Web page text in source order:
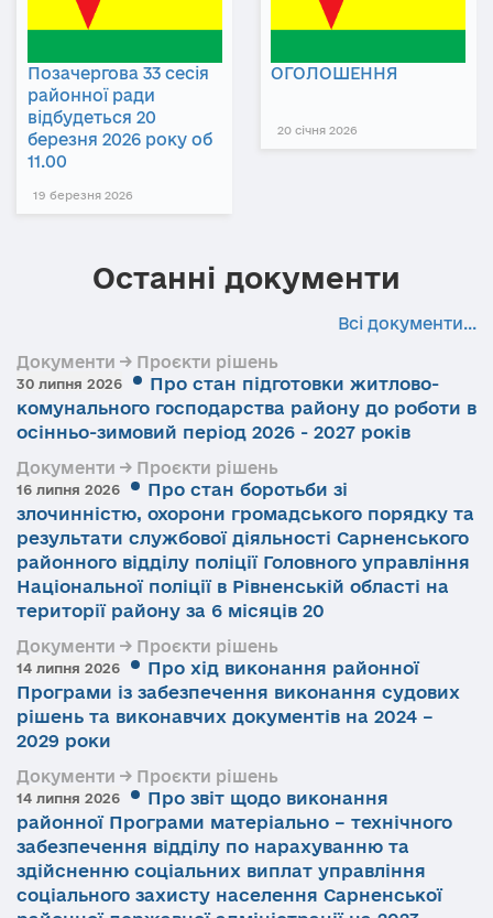
Позачергова 33 сесія
районної ради
відбудеться 20
березня 2026 року об
11.00
19 березня 2026
ОГОЛОШЕННЯ
20 січня 2026
Останні документи
Всі документи...
Документи → Проєкти рішень
30 липня 2026
Про стан підготовки житлово-
комунального господарства району до роботи в
осінньо-зимовий період 2026 - 2027 років
Документи → Проєкти рішень
16 липня 2026
Про стан боротьби зі
злочинністю, охорони громадського порядку та
результати службової діяльності Сарненського
районного відділу поліції Головного управління
Національної поліції в Рівненській області на
території району за 6 місяців 20
Документи → Проєкти рішень
14 липня 2026
Про хід виконання районної
Програми із забезпечення виконання судових
рішень та виконавчих документів на 2024 –
2029 роки
Документи → Проєкти рішень
14 липня 2026
Про звіт щодо виконання
районної Програми матеріально – технічного
забезпечення відділу по нарахуванню та
здійсненню соціальних виплат управління
соціального захисту населення Сарненської